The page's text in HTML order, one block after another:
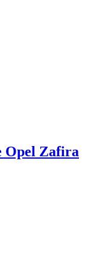
Opel Zafira